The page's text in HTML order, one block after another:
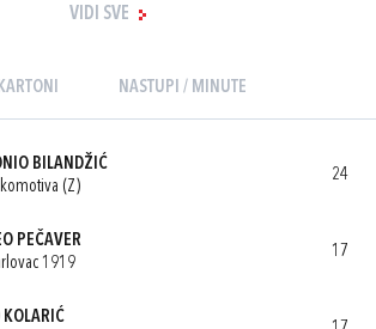
VIDI SVE
NASTUPI / MINUTE
BILANDŽIĆ
(Z)
24
PEČAVER
1919
17
KOLARIĆ